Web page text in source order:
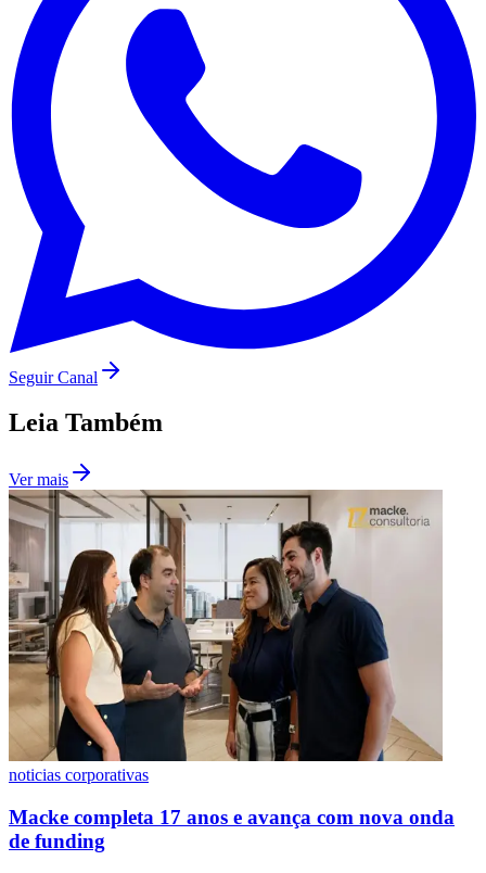
Flamengo
Fluminense
Seguir Canal
Leia Também
Ver mais
noticias corporativas
Macke completa 17 anos e avança com nova onda
de funding